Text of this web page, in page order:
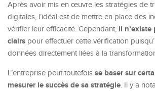
Après avoir mis en œuvre les stratégies de
digitales, l’idéal est de mettre en place des
vérifier leur efficacité. Cependant, il n’existe
clairs pour effectuer cette vérification
données directement liées à la
L’entreprise peut toutefois se baser sur
mesurer le succès de sa stratégie. Il y a